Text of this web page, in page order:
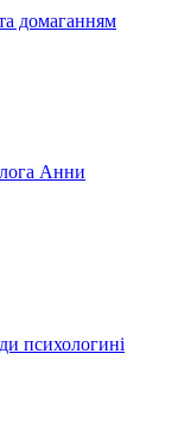
домаганням
Анни
психологині